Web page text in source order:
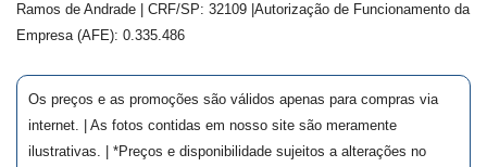
Ramos de Andrade
| CRF/SP: 32109 |Autorização de Funcionamento da
Empresa (AFE): 0.335.486
Os preços e as promoções são válidos apenas para compras via
internet. | As fotos contidas em nosso site são meramente
ilustrativas. | *Preços e disponibilidade sujeitos a alterações no